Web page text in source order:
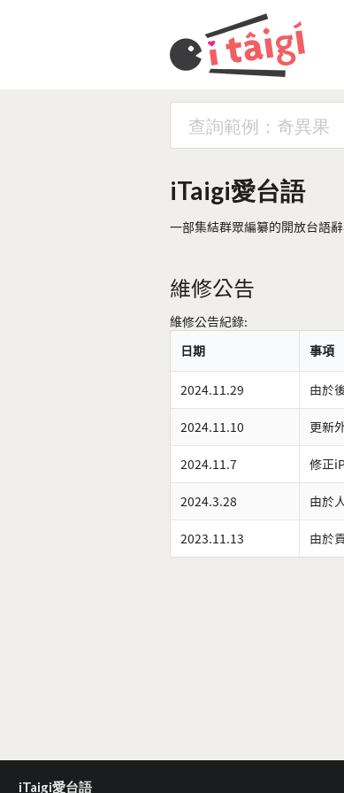
iTaigi愛台語
一部集結群眾編纂的開放台語
維修公告
維修公告紀錄:
日期
事項
2024.11.29 由於
2024.11.10 更新
2024.11.7 修正
2024.3.28 由於
2023.11.13 由於
iTaigi愛台語